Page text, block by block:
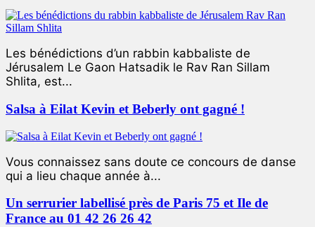
Les bénédictions d’un rabbin kabbaliste de
Jérusalem Le Gaon Hatsadik le Rav Ran Sillam
Shlita, est...
Salsa à Eilat Kevin et Beberly ont gagné !
Vous connaissez sans doute ce concours de danse
qui a lieu chaque année à...
Un serrurier labellisé près de Paris 75 et Ile de
France au 01 42 26 26 42